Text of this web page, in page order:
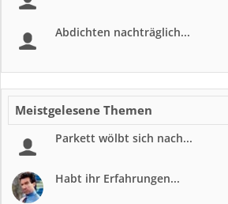
Abdichten nachträglich...
Meistgelesene Themen
Parkett wölbt sich nach...
Habt ihr Erfahrungen...